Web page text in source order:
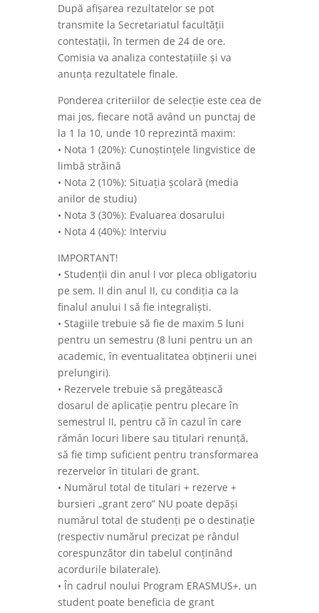
După afișarea rezultatelor se pot
transmite la Secretariatul facultății
contestații, în termen de 24 de ore.
Comisia va analiza contestațiile și va
anunța rezultatele finale.
Ponderea criteriilor de selecție este cea de
mai jos, fiecare notă având un punctaj de
la 1 la 10, unde 10 reprezintă maxim:
• Nota 1 (20%): Cunoștințele lingvistice de
limbă străină
• Nota 2 (10%): Situația școlară (media
anilor de studiu)
• Nota 3 (30%): Evaluarea dosarului
• Nota 4 (40%): Interviu
IMPORTANT!
• Studenții din anul I vor pleca obligatoriu
pe sem. II din anul II, cu condiția ca la
finalul anului I să fie integraliști.
• Stagiile trebuie să fie de maxim 5 luni
pentru un semestru (8 luni pentru un an
academic, în eventualitatea obținerii unei
prelungiri).
• Rezervele trebuie să pregătească
dosarul de aplicație pentru plecare în
semestrul II, pentru că în cazul în care
rămân locuri libere sau titulari renunță,
să fie timp suficient pentru transformarea
rezervelor în titulari de grant.
• Numărul total de titulari + rezerve +
bursieri „grant zero” NU poate depăși
numărul total de studenți pe o destinație
(respectiv numărul precizat pe rândul
corespunzător din tabelul conținând
acordurile bilaterale).
• În cadrul noului Program ERASMUS+, un
student poate beneficia de grant